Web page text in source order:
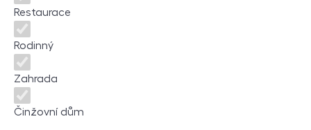
Restaurace
Rodinný
Zahrada
Činžovní dům